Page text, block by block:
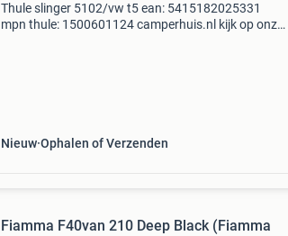
Thule slinger 5102/vw t5 ean: 5415182025331
mpn thule: 1500601124 camperhuis.nl kijk op onze
Nieuw Ophalen of Verzenden
Fiamma F40van 210 Deep Black (Fiamma